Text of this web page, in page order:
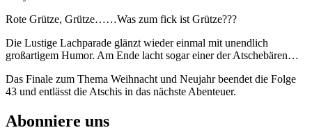
Rote Grütze, Grütze……Was zum fick ist Grütze???
Die Lustige Lachparade glänzt wieder einmal mit unendlich
großartigem Humor. Am Ende lacht sogar einer der Atschebären…
Das Finale zum Thema Weihnacht und Neujahr beendet die Folge
43 und entlässt die Atschis in das nächste Abenteuer.
Abonniere uns